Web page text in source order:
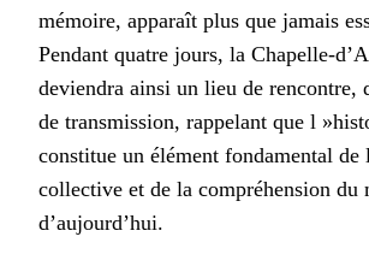
mémoire, apparaît plus que jamais
Pendant quatre jours, la Chapelle-
deviendra ainsi un lieu de rencontre,
de transmission, rappelant que l
constitue un élément fondamental de
collective et de la compréhension du
d’aujourd’hui.